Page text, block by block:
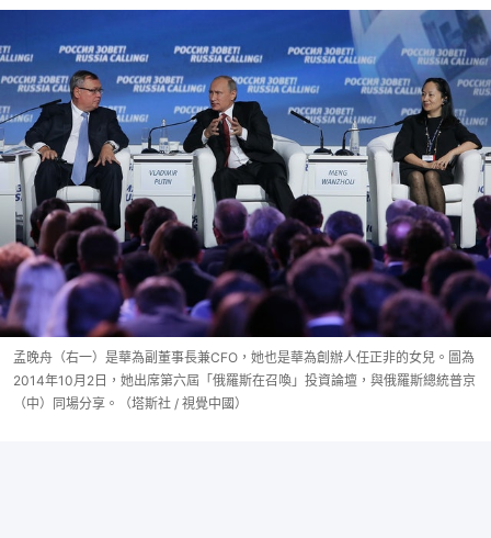
孟晚舟（右一）是華為副董事長兼CFO，她也是華為創辦人任正非的女兒。圖為
2014年10月2日，她出席第六屆「俄羅斯在召喚」投資論壇，與俄羅斯總統普京
（中）同場分享。（塔斯社 / 視覺中國）